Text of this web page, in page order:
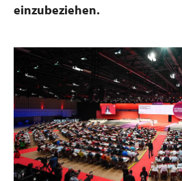
einzubeziehen.